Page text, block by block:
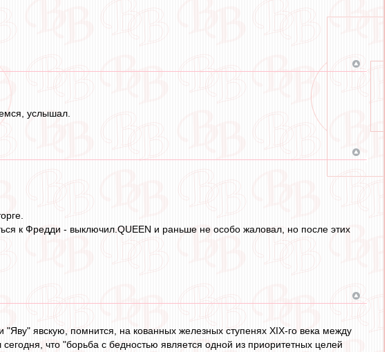
услышал.
к Фредди - выключил.QUEEN и раньше не особо жаловал, но после этих
явскую, помнится, на кованных железных ступенях XIX-го века между
что "борьба с бедностью является одной из приоритетных целей